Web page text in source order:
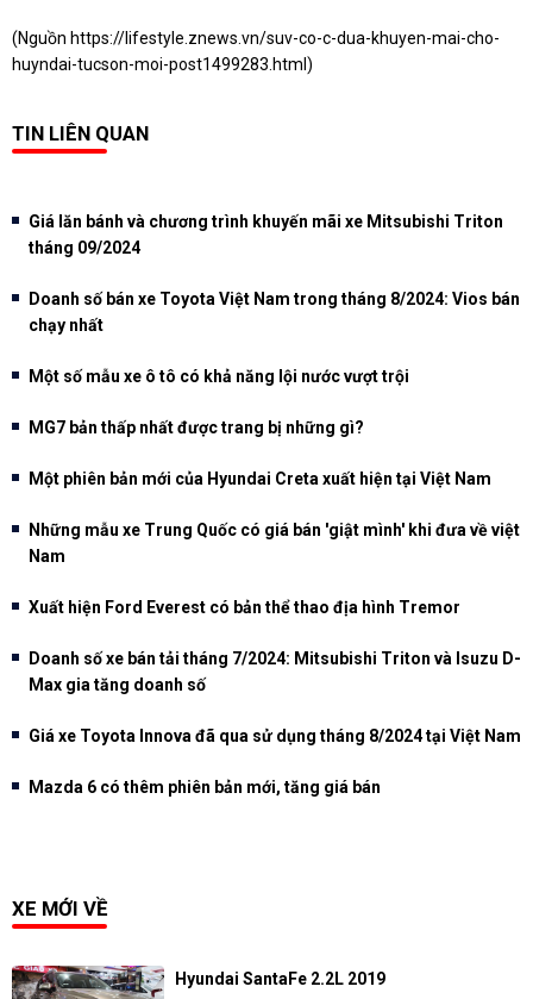
(Nguồn https://lifestyle.znews.vn/suv-co-c-dua-khuyen-mai-cho-
huyndai-tucson-moi-post1499283.html )
TIN LIÊN QUAN
Giá lăn bánh và chương trình khuyến mãi xe Mitsubishi Triton
tháng 09/2024
Doanh số bán xe Toyota Việt Nam trong tháng 8/2024: Vios bán
chạy nhất
Một số mẫu xe ô tô có khả năng lội nước vượt trội
MG7 bản thấp nhất được trang bị những gì?
Một phiên bản mới của Hyundai Creta xuất hiện tại Việt Nam
Những mẫu xe Trung Quốc có giá bán 'giật mình' khi đưa về việt
Nam
Xuất hiện Ford Everest có bản thể thao địa hình Tremor
Doanh số xe bán tải tháng 7/2024: Mitsubishi Triton và Isuzu D-
Max gia tăng doanh số
Giá xe Toyota Innova đã qua sử dụng tháng 8/2024 tại Việt Nam
Mazda 6 có thêm phiên bản mới, tăng giá bán
XE MỚI VỀ
Hyundai SantaFe 2.2L 2019